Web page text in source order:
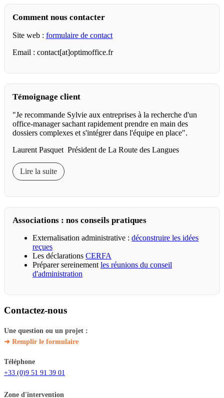
Comment nous contacter
Site web : formulaire de contact
Email : contact[at]optimoffice.fr
Témoignage client
"Je recommande Sylvie aux entreprises à la recherche d'un
office-manager sachant rapidement prendre en main des
dossiers complexes et s'intégrer dans l'équipe en place".
Laurent Pasquet Président de La Route des Langues
Lire la suite
Associations : nos conseils pratiques
Externalisation administrative : déconstruire les idées
reçues
Les déclarations CERFA
Préparer sereinementles réunions du conseil
d'administration
Contactez-nous
Une question ou un projet :
➜ Remplir le formulaire
Téléphone
+33 (0)9 51 91 39 01
Zone d'intervention